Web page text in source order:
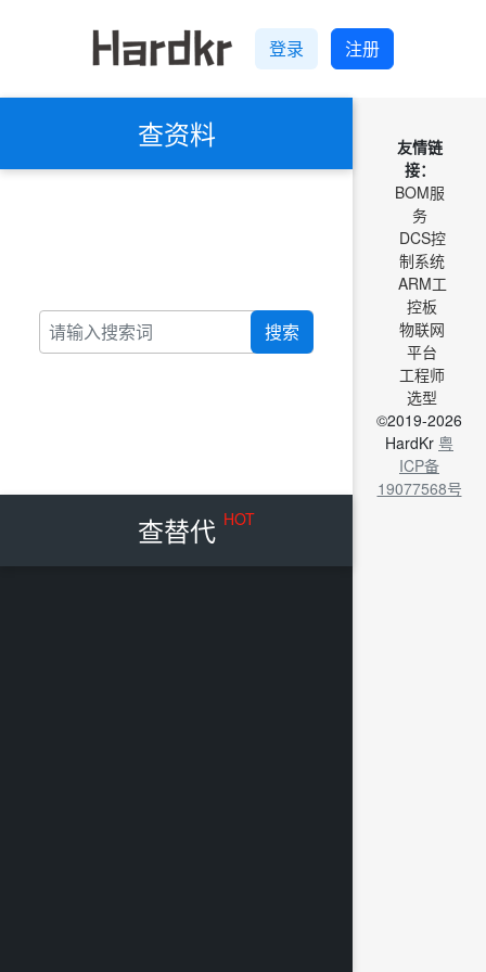
登录 注册
查资料
搜索
查替代 HOT
友情链
接：
BOM服
务
DCS控
制系统
ARM工
控板
物联网
平台
工程师
选型
©2019-2026
HardKr 粤
ICP备
19077568号